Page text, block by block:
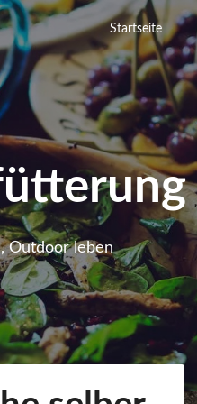
Startseite
Outdoor leben